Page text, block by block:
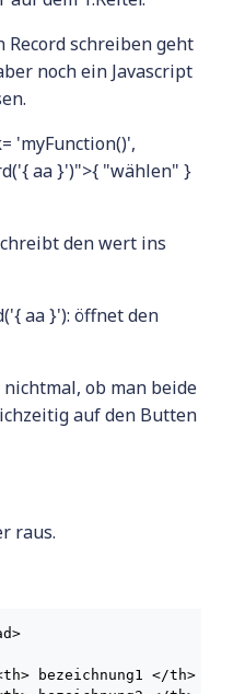
Record schreiben geht
noch ein Javascript
'myFunction()',
aa }')">{ "wählen" }
den wert ins
aa }'): öffnet den
ob man beide
auf den Butten
raus.
bezeichnung1 </th>